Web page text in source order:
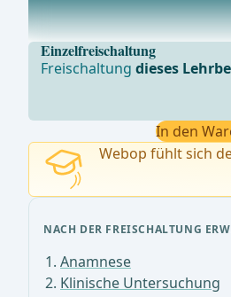
Erkrankungsbild: Erklärung
Einzelfreischaltung
Freischaltungdieses
In den
Webop fühlt sich
NACH DER FREISCHALTUNG
Anamnese
Klinische Untersuchung